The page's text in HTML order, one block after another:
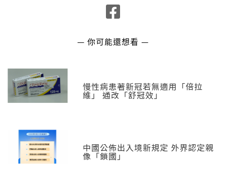
— 你可能還想看 —
慢性病患著新冠若無適用「倍拉
維」 通改「舒冠效」
中國公佈出入境新規定 外界認定親
像「鎖國」